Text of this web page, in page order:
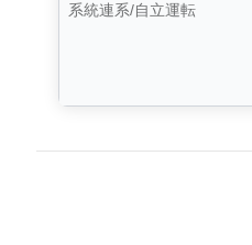
系統連系/自立運転